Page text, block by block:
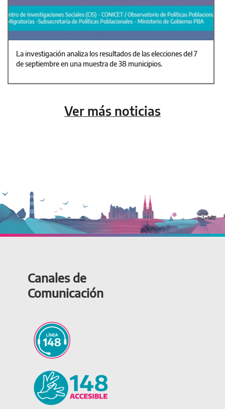
La investigación analiza los resultados de las elecciones del 7
de septiembre en una muestra de 38 municipios.
Ver más noticias
Canales de
Comunicación